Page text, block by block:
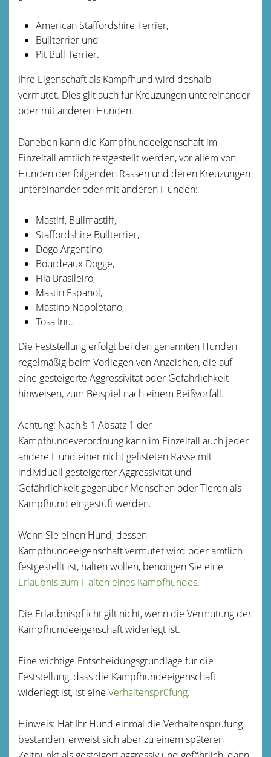
American Staffordshire Terrier,
Bullterrier und
Pit Bull Terrier.
Ihre Eigenschaft als Kampfhund wird deshalb
vermutet. Dies gilt auch für Kreuzungen untereinander
oder mit anderen Hunden.
Daneben kann die Kampfhundeeigenschaft im
Einzelfall amtlich festgestellt werden, vor allem von
Hunden der folgenden Rassen und deren Kreuzungen
untereinander oder mit anderen Hunden:
Mastiff, Bullmastiff,
Staffordshire Bullterrier,
Dogo Argentino,
Bourdeaux Dogge,
Fila Brasileiro,
Mastin Espanol,
Mastino Napoletano,
Tosa Inu.
Die Feststellung erfolgt bei den genannten Hunden
regelmäßig beim Vorliegen von Anzeichen, die auf
eine gesteigerte Aggressivität oder Gefährlichkeit
hinweisen, zum Beispiel nach einem Beißvorfall.
Achtung: Nach § 1 Absatz 1 der
Kampfhundeverordnung kann im Einzelfall auch jeder
andere Hund einer nicht gelisteten Rasse mit
individuell gesteigerter Aggressivität und
Gefährlichkeit gegenüber Menschen oder Tieren als
Kampfhund eingestuft werden.
Wenn Sie einen Hund, dessen
Kampfhundeeigenschaft vermutet wird oder amtlich
festgestellt ist, halten wollen, benötigen Sie eine
Erlaubnis zum Halten eines Kampfhundes.
Die Erlaubnispflicht gilt nicht, wenn die Vermutung der
Kampfhundeeigenschaft widerlegt ist.
Eine wichtige Entscheidungsgrundlage für die
Feststellung, dass die Kampfhundeeigenschaft
widerlegt ist, ist eine Verhaltensprüfung.
Hinweis: Hat Ihr Hund einmal die Verhaltensprüfung
bestanden, erweist sich aber zu einem späteren